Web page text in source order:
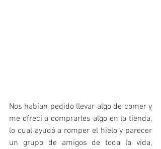
Nos habían pedido llevar algo de comer y
me ofrecí a comprarles algo en la tienda,
lo cual ayudó a romper el hielo y parecer
un grupo de amigos de toda la vida,